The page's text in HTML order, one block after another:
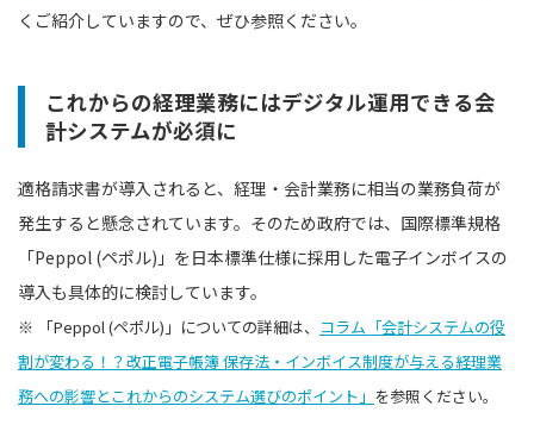
くご紹介していますので、ぜひ参照ください。
これからの経理業務にはデジタル運用できる会
計システムが必須に
適格請求書が導入されると、経理・会計業務に相当の業務負荷が
発生すると懸念されています。そのため政府では、国際標準規格
「Peppol (ペポル)」を日本標準仕様に採用した電子インボイスの
導入も具体的に検討しています。
※ 「Peppol (ペポル)」についての詳細は、 コラム「会計システムの役
割が変わる！？改正電子帳簿 保存法・インボイス制度が与える経理業
務への影響とこれからのシステム選びのポイント」 を参照ください。